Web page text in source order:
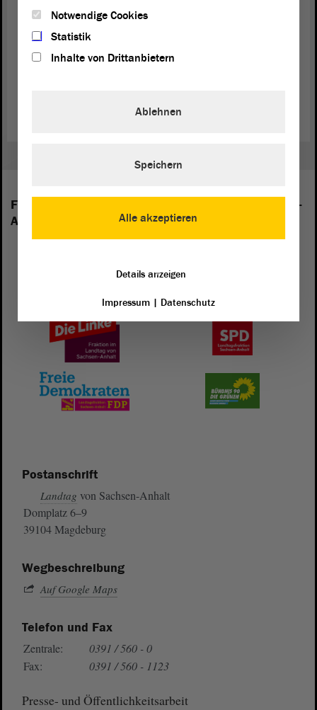
Staatsdoping oder Zwangsadoption, nach den Spätfolgen der SED-
Diktatur, nach den Folgen der SED-Diktatur für die Landwirtschaft
(Stichwort LPG) oder nach den Folge-Zusammenhängen von NS-
und SED-Diktatur.
Folgende Fraktionen sind im Landtag von Sachsen-
Anhalt vertreten:
Postanschrift
Landtag von Sachsen-Anhalt
Domplatz 6–9
39104 Magdeburg
Wegbeschreibung
Auf Google Maps
Telefon und Fax
Zentrale:
0391 / 560 - 0
Fax:
0391 / 560 - 1123
Presse- und Öffentlichkeitsarbeit
Notwendige Cookies
Statistik
Inhalte von Drittanbietern
Alle akzeptieren
Ablehnen
Speichern
Details anzeigen
Impressum| Datenschutz